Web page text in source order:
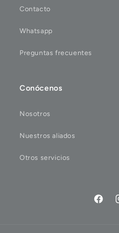
Contacto
Whatsapp
Preguntas frecuentes
Conócenos
Nosotros
Nuestros aliados
Otros servicios